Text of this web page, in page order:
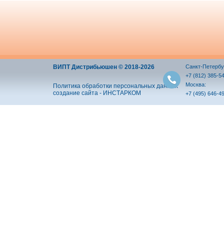
ВИПТ Дистрибьюшен © 2018-2026
Политика обработки персональных данных
создание сайта - ИНСТАРКОМ
Санкт-
+7 (812) 385-
Москва:
+7 (495) 646-